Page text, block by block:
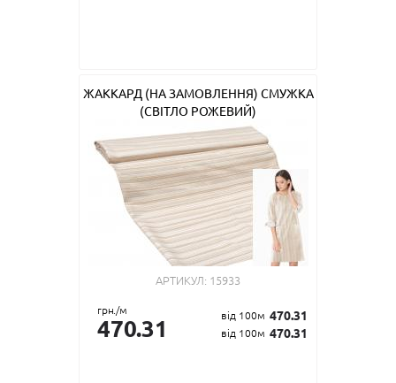
ЖАККАРД (НА ЗАМОВЛЕННЯ) СМУЖКА
(СВІТЛО РОЖЕВИЙ)
АРТИКУЛ: 15933
грн./м
470.31 від 100м 470.31
від 100м 470.31